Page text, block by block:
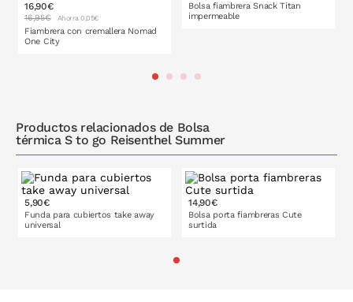
16,90€
16,95€ Ahorra 0,05€
Fiambrera con cremallera Nomad
One City
Bolsa fiambrera Snack Titan
impermeable
Productos relacionados de Bolsa
térmica S to go Reisenthel Summer
5,90€
Funda para cubiertos take away
universal
14,90€
Bolsa porta fiambreras Cute
surtida